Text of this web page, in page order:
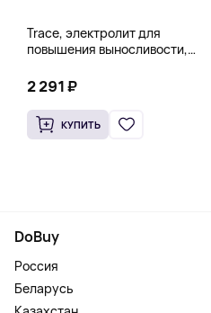
Trace, электролит для
повышения выносливости,
и черники, 30 пакетиков по 5 г
(0,18 унции)
2 291 ₽
КУПИТЬ
DoBuy
Россия
Беларусь